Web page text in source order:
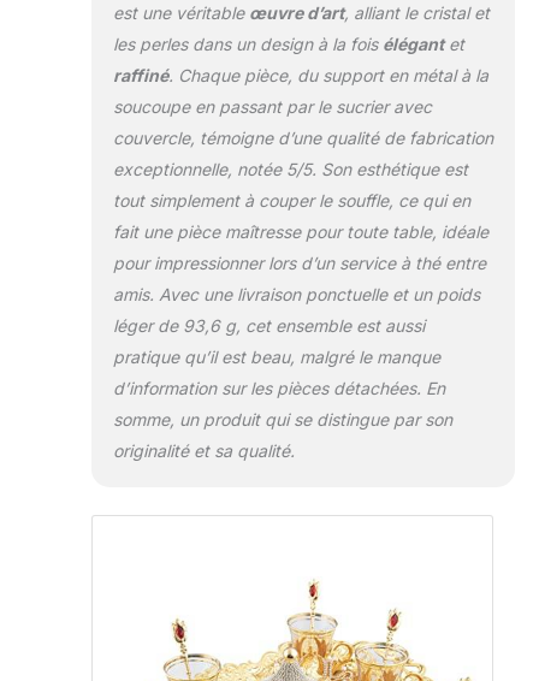
est une véritable œuvre d’art, alliant le cristal et
les perles dans un design à la fois élégantet
raffiné. Chaque pièce, du support en métal à la
soucoupe en passant par le sucrier avec
couvercle, témoigne d’une qualité de fabrication
exceptionnelle, notée 5/5. Son esthétique est
tout simplement à couper le souffle, ce qui en
fait une pièce maîtresse pour toute table, idéale
pour impressionner lors d’un service à thé entre
amis. Avec une livraison ponctuelle et un poids
léger de 93,6 g, cet ensemble est aussi
pratique qu’il est beau, malgré le manque
d’information sur les pièces détachées. En
somme, un produit qui se distingue par son
originalité et sa qualité.